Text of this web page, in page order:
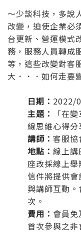
～少談科技，多說
改變，迫使企業必
台更新、營運模式
務，服務人員轉成
等，這些改變對客
大．．．如何走要
日期： 2022/
主題：
「在
線思維心得分
講師： 客服協
地點： 線上講
座改採線上
信件將提供
與講師互動
次。
費用： 會員
首次參與之非